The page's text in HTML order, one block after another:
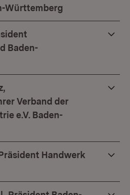
Württemberg
Baden-
Verband der
e.V. Baden-
Handwerk